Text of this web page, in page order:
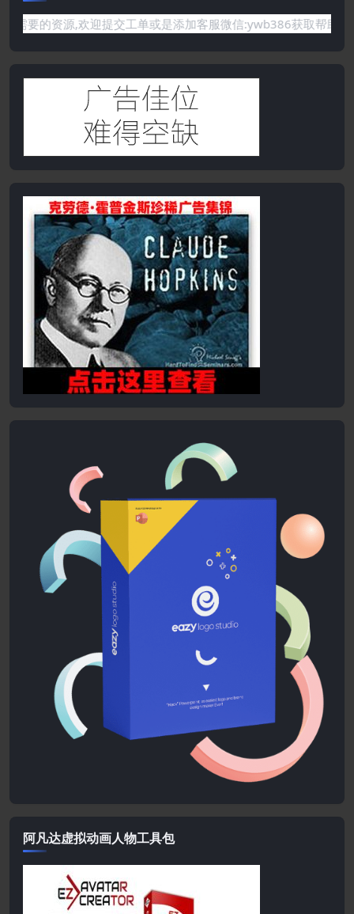
你需要的资源,欢迎提交工单或是添加客服微信:ywb386获取帮
阿凡达虚拟动画人物工具包